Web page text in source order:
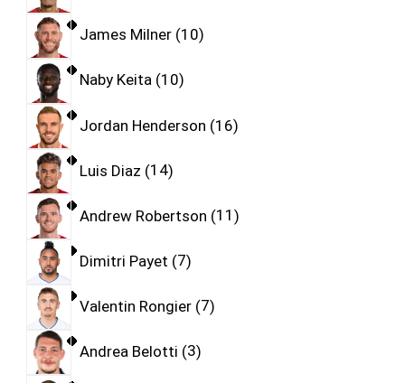
James Milner 10
Naby Keita 10
Jordan Henderson 16
Luis Diaz 14
Andrew Robertson 11
Dimitri Payet 7
Valentin Rongier 7
Andrea Belotti 3